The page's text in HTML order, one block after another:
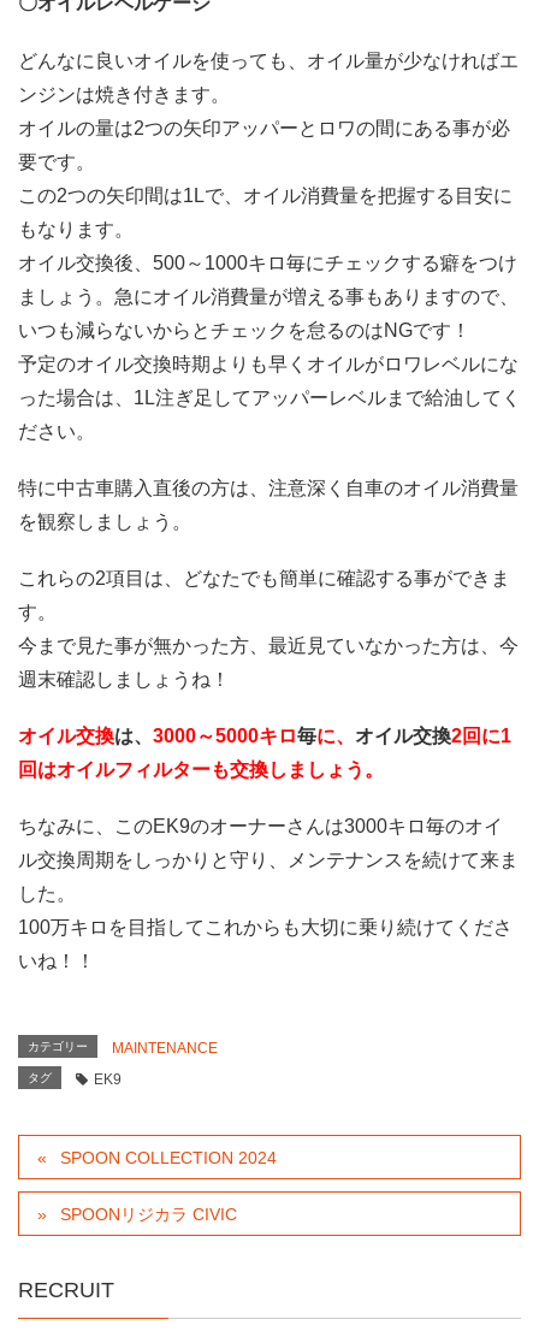
どんなに良いオイルを使っても、オイル量が少なければエ
ンジンは焼き付きます。
オイルの量は2つの矢印アッパーとロワの間にある事が必
要です。
この2つの矢印間は1Lで、オイル消費量を把握する目安に
もなります。
オイル交換後、500～1000キロ毎にチェックする癖をつけ
ましょう。急にオイル消費量が増える事もありますので、
いつも減らないからとチェックを怠るのはNGです！
予定のオイル交換時期よりも早くオイルがロワレベルにな
った場合は、1L注ぎ足してアッパーレベルまで給油してく
ださい。
特に中古車購入直後の方は、注意深く自車のオイル消費量
を観察しましょう。
これらの2項目は、どなたでも簡単に確認する事ができま
す。
今まで見た事が無かった方、最近見ていなかった方は、今
週末確認しましょうね！
オイル交換は、 3000～5000キロ毎に、 オイル交換2回に1
回はオイルフィルターも交換しましょう。
ちなみに、このEK9のオーナーさんは3000キロ毎のオイ
ル交換周期をしっかりと守り、メンテナンスを続けて来ま
した。
100万キロを目指してこれからも大切に乗り続けてくださ
いね！！
カテゴリー MAINTENANCE
タグ EK9
SPOON COLLECTION 2024
SPOONリジカラ CIVIC
RECRUIT